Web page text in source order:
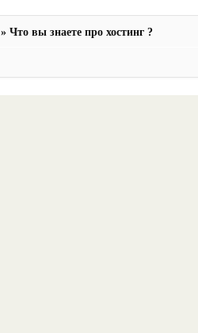
»Что вы знаете про хостинг ?